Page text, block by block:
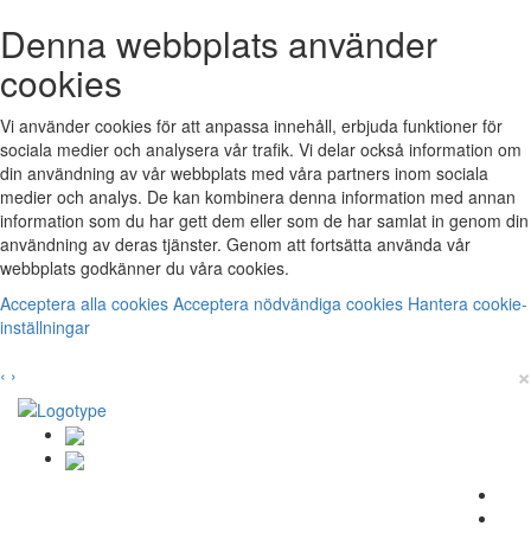
Denna webbplats använder
cookies
Vi använder cookies för att anpassa innehåll, erbjuda funktioner för
sociala medier och analysera vår trafik. Vi delar också information om
din användning av vår webbplats med våra partners inom sociala
medier och analys. De kan kombinera denna information med annan
information som du har gett dem eller som de har samlat in genom din
användning av deras tjänster. Genom att fortsätta använda vår
webbplats godkänner du våra cookies.
Acceptera alla cookies Acceptera nödvändiga cookies Hantera cookie-
inställningar
‹ › ×